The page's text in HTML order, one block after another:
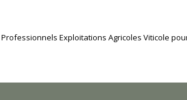
Exploitations Agricoles Viticole